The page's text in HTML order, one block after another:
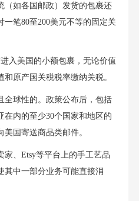
（如各国邮政）发货的包裹还
笔80至200美元不等的固定关
入美国的小额包裹，无论价值
原产国关税税率缴纳关税。
全球性的。政策公布后，包括
在内的至少30个国家和地区的
国寄送商品类邮件。
、Etsy等平台上的手工艺品
其中一部分业务可能直接消